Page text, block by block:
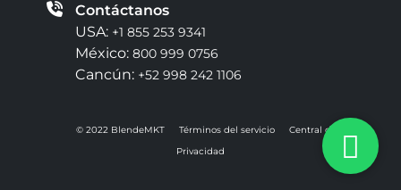
Contáctanos
USA: +1 855 253 9341
México: 800 999 0756
Cancún: +52 998 242 1106
© 2022 BlendeMKT Términos del servicio
Central de
Privacidad